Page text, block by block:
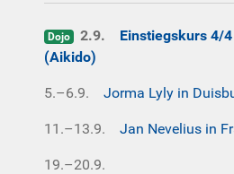
Dojo 2.9. Einstiegskurs 4/
(Aikido)
5.–6.9. Jorma Lyly in
11.–13.9. Jan Nevelius in
19.–20.9.